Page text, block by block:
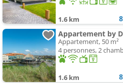
1.6 km
Appartement by
Appartement, 50 m²
4 personnes, 2
1.6 km